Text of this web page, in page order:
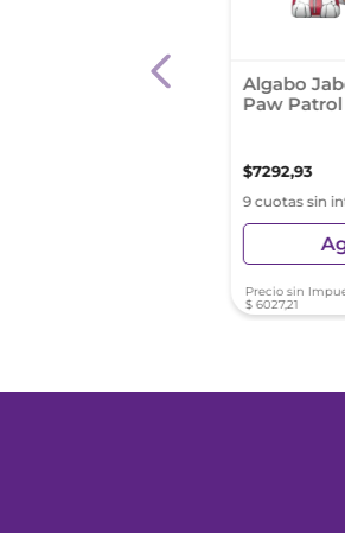
Algabo
Paw
$7292,93
9 cuotas sin
Precio sin
$ 6027,21